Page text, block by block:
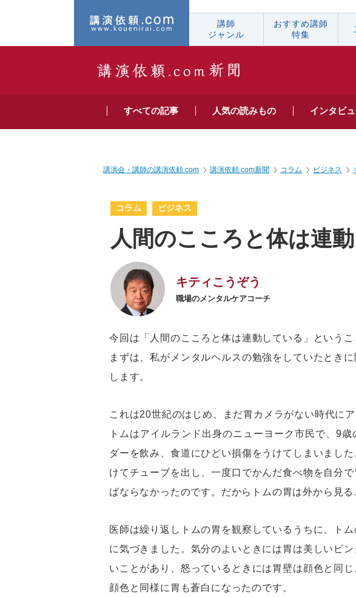
講師
ジャンル
おすすめ講師
特集
すべての記事 人気の読みもの インタビ
講演会・講師の講演依頼.com 講演依頼.com新聞 コラム ビジネス
コラム ビジネス
人間のこころと体は連
キティこうぞう
職場のメンタルケアコーチ
今回は「人間のこころと体は連動している」という
まずは、私がメンタルヘルスの勉強をしていたとき
します。
これは20世紀のはじめ、まだ胃カメラがない時代に
トムはアイルランド出身のニューヨーク市民で、9
ダーを飲み、食道にひどい損傷をうけてしまいまし
けてチューブを出し、一度口でかんだ食べ物を自分
ばならなかったのです。だからトムの胃は外から見る
医師は繰り返しトムの胃を観察しているうちに、ト
に気づきました。気分のよいときには胃は美しいピ
いことがあり、怒っているときには胃壁は顔色と同
顔色と同様に胃も蒼白になったのです。